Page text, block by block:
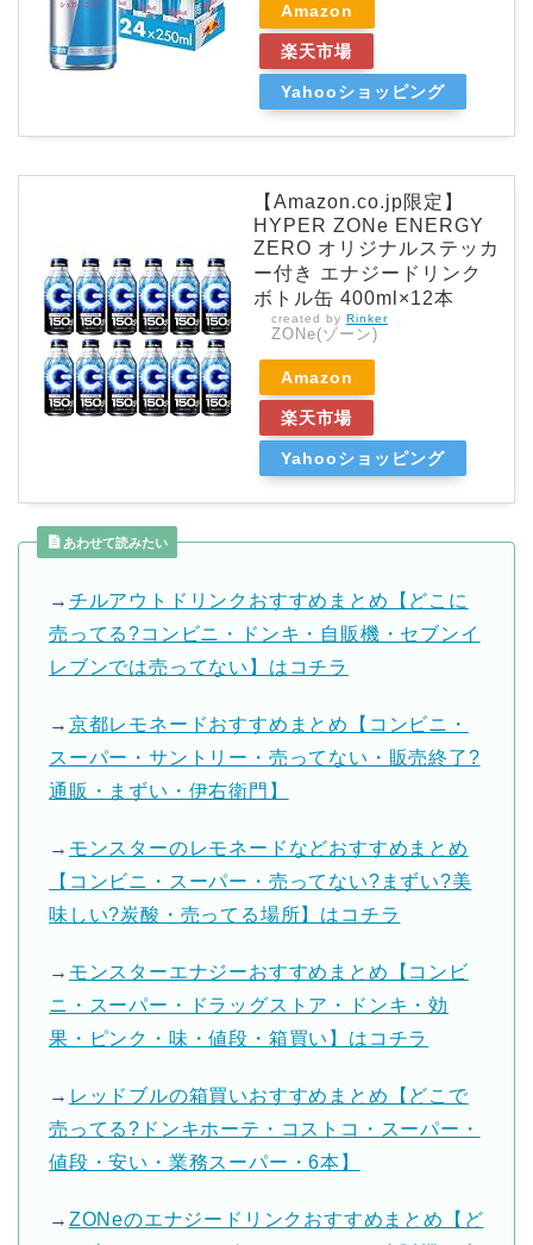
Amazon
楽天市場
Yahooショッピング
【Amazon.co.jp限定】
HYPER ZONe ENERGY
ZERO オリジナルステッカ
ー付き エナジードリンク
ボトル缶 400ml×12本
created by Rinker
ZONe(ゾーン)
Amazon
楽天市場
Yahooショッピング
あわせて読みたい
→ チルアウトドリンクおすすめまとめ【どこに
売ってる?コンビニ・ドンキ・自販機・セブンイ
レブンでは売ってない】はコチラ
→ 京都レモネードおすすめまとめ【コンビニ・
スーパー・サントリー・売ってない・販売終了?
通販・まずい・伊右衛門】
→ モンスターのレモネードなどおすすめまとめ
【コンビニ・スーパー・売ってない?まずい?美
味しい?炭酸・売ってる場所】はコチラ
→ モンスターエナジーおすすめまとめ【コンビ
ニ・スーパー・ドラッグストア・ドンキ・効
果・ピンク・味・値段・箱買い】はコチラ
→ レッドブルの箱買いおすすめまとめ【どこで
売ってる?ドンキホーテ・コストコ・スーパー・
値段・安い・業務スーパー・6本】
→ ZONeのエナジードリンクおすすめまとめ【ど